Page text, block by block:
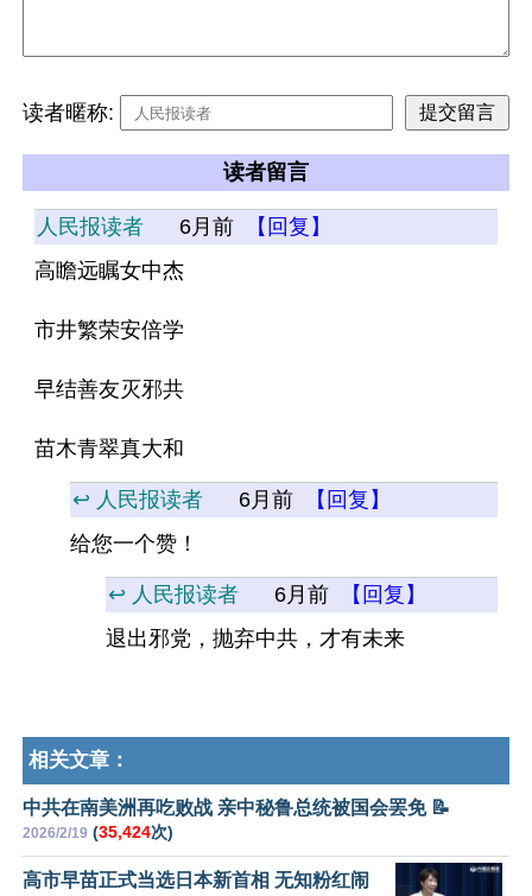
读者暱称:
读者留言
人民报读者 6月前
【回复】
高瞻远瞩女中杰
市井繁荣安倍学
早结善友灭邪共
苗木青翠真大和
↩️ 人民报读者 6月前
【回复】
给您一个赞！
↩️ 人民报读者 6月前
【回复】
退出邪党，抛弃中共，才有未来
相关文章：
中共在南美洲再吃败战 亲中秘鲁总统被国会罢免 📝
2026/2/19 (35,424次)
高市早苗正式当选日本新首相 无知粉红闹